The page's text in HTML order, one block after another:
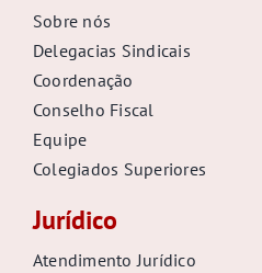
Sobre nós
Delegacias Sindicais
Coordenação
Conselho Fiscal
Equipe
Colegiados Superiores
Jurídico
Atendimento Jurídico